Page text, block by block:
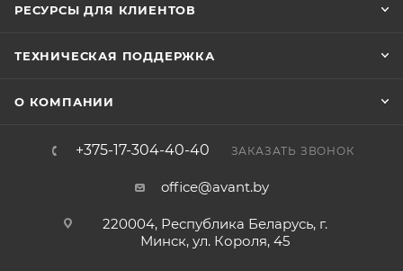
РЕСУРСЫ ДЛЯ КЛИЕНТОВ
ТЕХНИЧЕСКАЯ ПОДДЕРЖКА
О КОМПАНИИ
+375-17-304-40-40 ЗАКАЗАТЬ ЗВОНОК
office@avant.by
220004, Республика Беларусь, г.
Минск, ул. Короля, 45